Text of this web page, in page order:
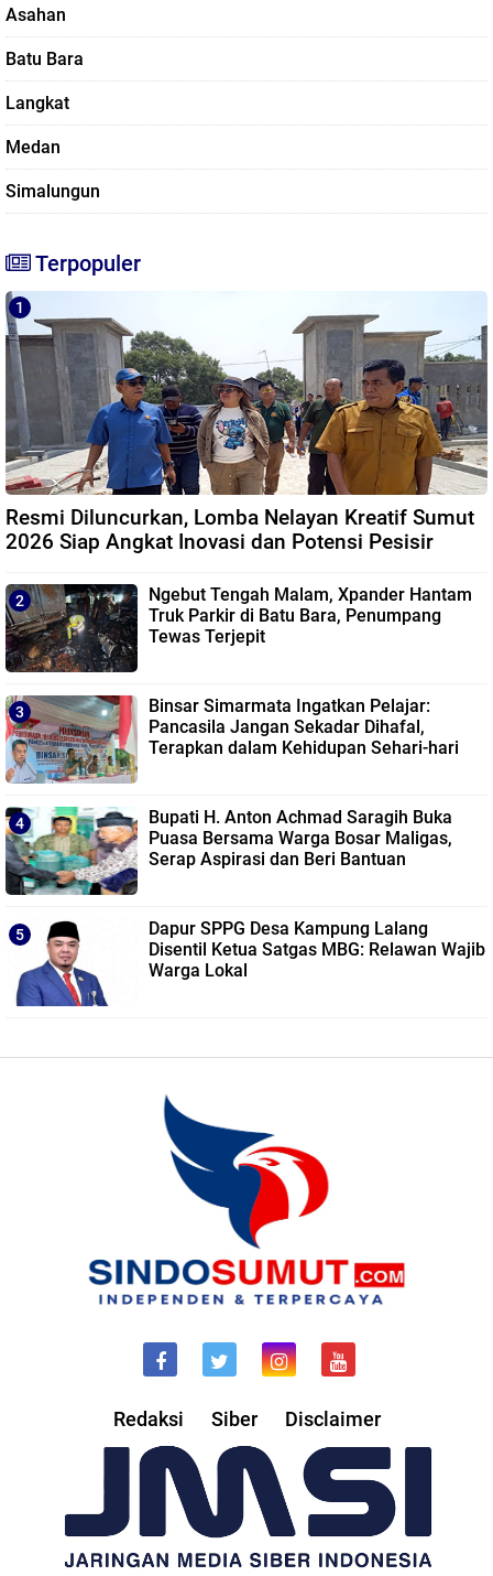
Asahan
Batu Bara
Langkat
Medan
Simalungun
Terpopuler
Resmi Diluncurkan, Lomba Nelayan Kreatif Sumut
2026 Siap Angkat Inovasi dan Potensi Pesisir
Ngebut Tengah Malam, Xpander Hantam
Truk Parkir di Batu Bara, Penumpang
Tewas Terjepit
Binsar Simarmata Ingatkan Pelajar:
Pancasila Jangan Sekadar Dihafal,
Terapkan dalam Kehidupan Sehari-hari
Bupati H. Anton Achmad Saragih Buka
Puasa Bersama Warga Bosar Maligas,
Serap Aspirasi dan Beri Bantuan
Dapur SPPG Desa Kampung Lalang
Disentil Ketua Satgas MBG: Relawan Wajib
Warga Lokal
Redaksi Siber Disclaimer